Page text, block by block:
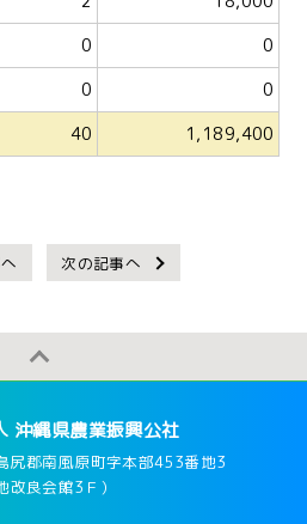
0
0
0
0
40 1,189,400
次の記事へ
沖縄県農業振興公社
郡南風原町字本部453番地3
改良会館3Ｆ）